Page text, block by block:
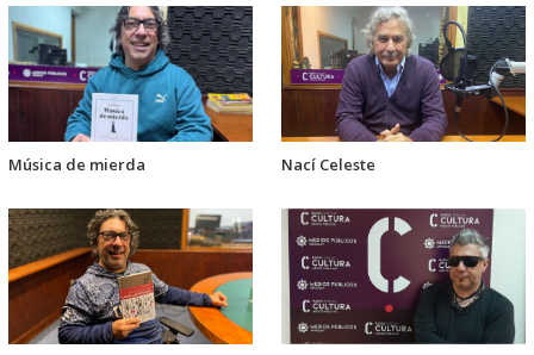
Música de mierda Nací Celeste